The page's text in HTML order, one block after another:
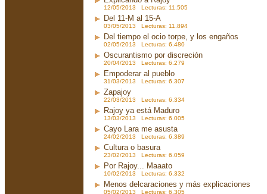
12/05/2013 Lecturas: 11.505
Del 11-M al 15-A
03/05/2013 Lecturas: 11.894
Del tiempo el ocio torpe, y los engaños
02/05/2013 Lecturas: 6.480
Oscurantismo por discreción
20/04/2013 Lecturas: 6.279
Empoderar al pueblo
31/03/2013 Lecturas: 6.307
Zapajoy
22/03/2013 Lecturas: 6.334
Rajoy ya está Maduro
13/03/2013 Lecturas: 6.005
Cayo Lara me asusta
24/02/2013 Lecturas: 6.389
Cultura o basura
23/02/2013 Lecturas: 6.059
Por Rajoy... Maaato
10/02/2013 Lecturas: 6.332
Menos delcaraciones y más explicaciones
05/02/2013 Lecturas: 6.305